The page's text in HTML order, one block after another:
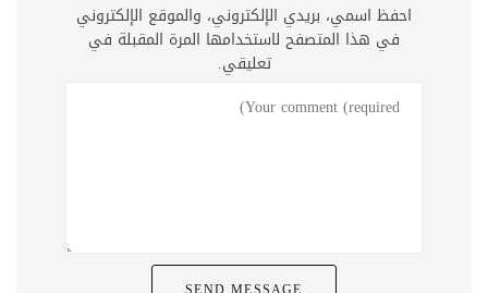
احفظ اسمي، بريدي الإلكتروني، والموقع الإلكتروني
في هذا المتصفح لاستخدامها المرة المقبلة في
تعليقي.